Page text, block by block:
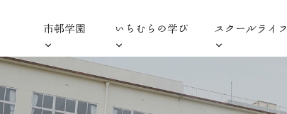
市邨学園 いちむらの学び スクールライフ